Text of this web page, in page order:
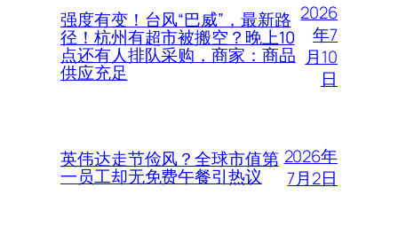
强度有变！台风“巴威”，最新路
径！杭州有超市被搬空？晚上10
点还有人排队采购，商家：商品
供应充足
2026
年7
月10
日
英伟达走节俭风？全球市值第
一员工却无免费午餐引热议
2026年
7月2日